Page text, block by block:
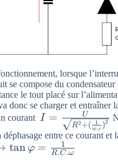
lorsque
se compose du condensateur
le tout placé sur
donc se charger et entraîner
courant I=\frac
{ U }{
\sqrt {
{ R
I =
R2+( w.c
1 )2
U
entre ce courant et
tan φ = R.C.ω
1